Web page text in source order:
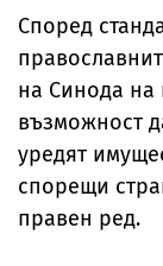
Според
на Синода на
възможност
уредят
спорещи
правен ред.